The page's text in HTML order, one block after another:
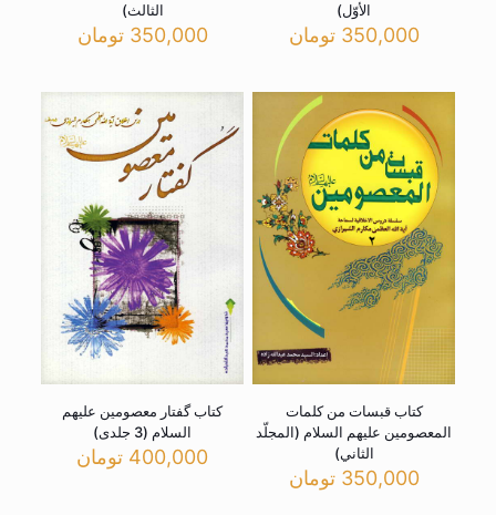
الأوّل)
350,000 تومان
الثالث)
350,000 تومان
کتاب قبسات من کلمات
المعصومین علیهم السلام (المجلّد
الثاني)
350,000 تومان
کتاب گفتار معصومین علیهم
السلام (3 جلدی)
400,000 تومان